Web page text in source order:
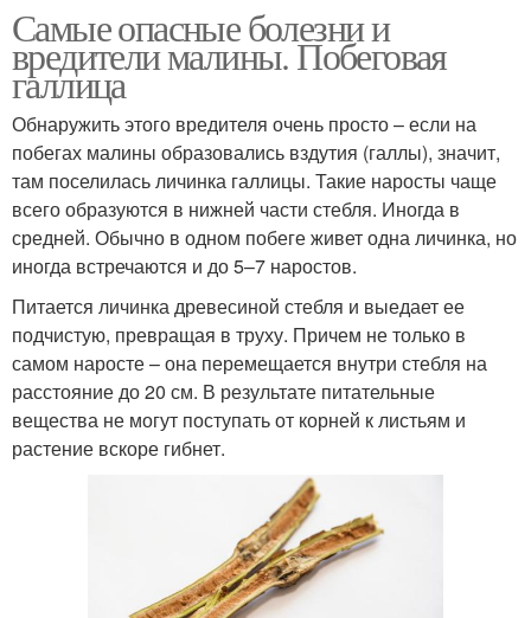
Самые опасные болезни и
вредители малины. Побеговая
галлица
Обнаружить этого вредителя очень просто – если на
побегах малины образовались вздутия (галлы), значит,
там поселилась личинка галлицы. Такие наросты чаще
всего образуются в нижней части стебля. Иногда в
средней. Обычно в одном побеге живет одна личинка, но
иногда встречаются и до 5–7 наростов.
Питается личинка древесиной стебля и выедает ее
подчистую, превращая в труху. Причем не только в
самом наросте – она перемещается внутри стебля на
расстояние до 20 см. В результате питательные
вещества не могут поступать от корней к листьям и
растение вскоре гибнет.